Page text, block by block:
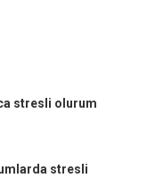
stresli olurum
stresli